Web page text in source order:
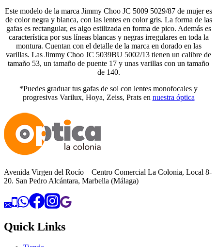
Este modelo de la marca Jimmy Choo JC 5009 5029/87 de mujer es
de color negra y blanca, con las lentes en color gris. La forma de las
gafas es rectangular, es algo estilizada en forma de pico. Además es
característica por sus líneas blancas y negras irregulares en toda la
montura. Cuentan con el detalle de la marca en dorado en las
varillas. Las Jimmy Choo JC 5039BU 5002/13 tienen un calibre de
tamaño 53, un tamaño de puente 17 y unas varillas con un tamaño
de 140.
*Puedes graduar tus gafas de sol con lentes monofocales y
progresivas Varilux, Hoya, Zeiss, Prats en nuestra óptica
Avenida Virgen del Rocío – Centro Comercial La Colonia, Local 8-
20. San Pedro Alcántara, Marbella (Málaga)
Quick Links